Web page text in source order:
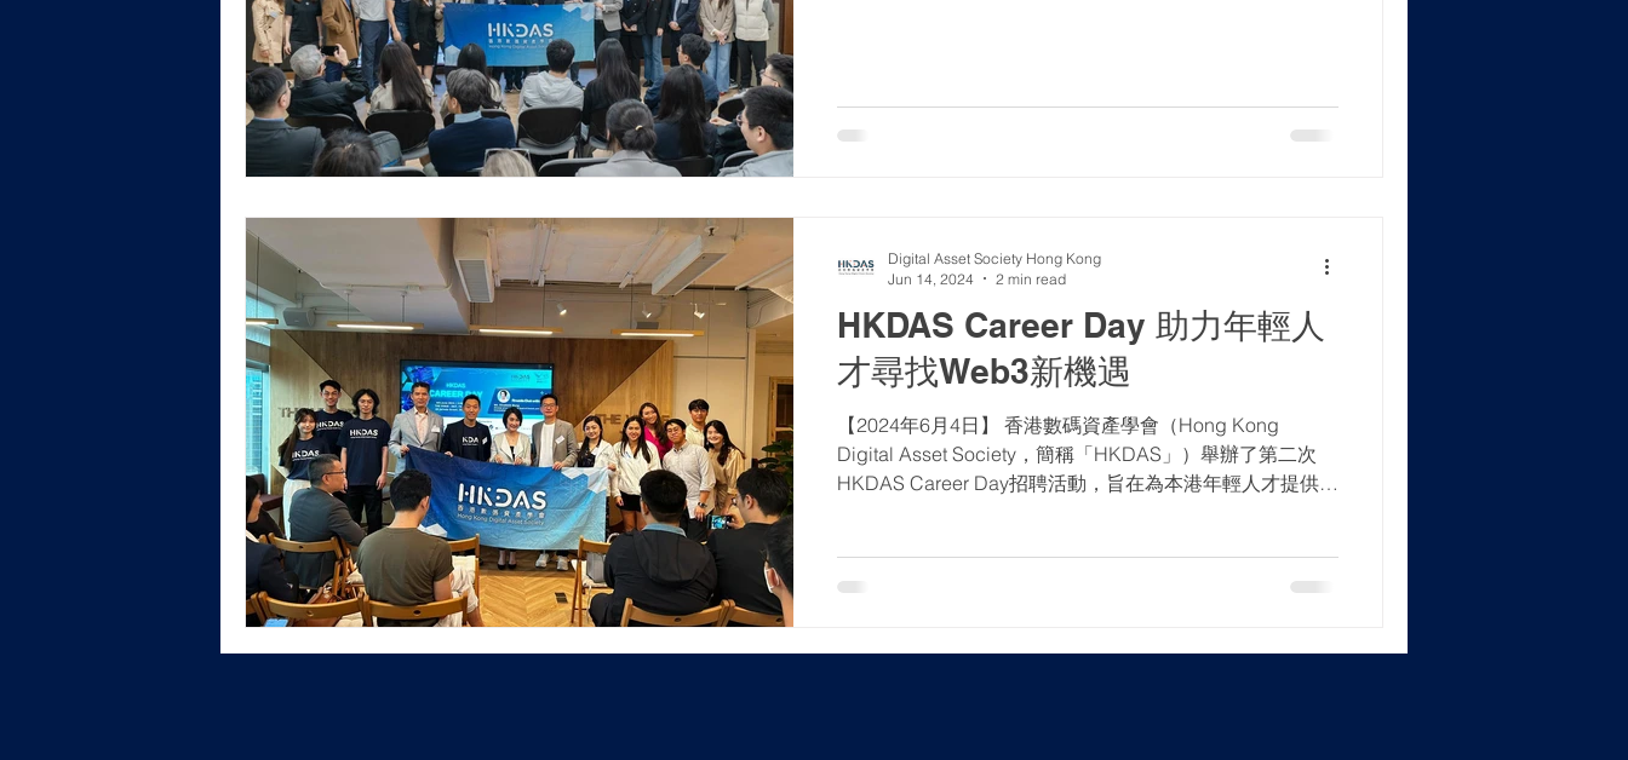
HKDAS Career Day 助力年輕人
才尋找Web3新機遇
【2024年6月4日】 香港數碼資產學會（Hong Kong
Digital Asset Society，簡稱「HKDAS」）舉辦了第二次
HKDAS Career Day招聘活動，旨在為本港年輕人才提供認
Digital Asset Society Hong Kong
Jun 14, 2024
2 min read